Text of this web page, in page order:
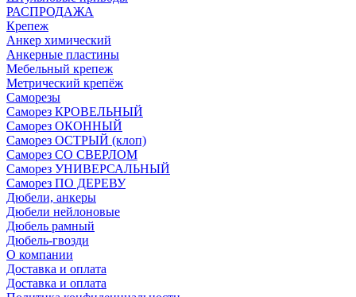
РАСПРОДАЖА
Крепеж
Анкер химический
Анкерные пластины
Мебельный крепеж
Метрический крепёж
Саморезы
Саморез КРОВЕЛЬНЫЙ
Саморез ОКОННЫЙ
Саморез ОСТРЫЙ (клоп)
Саморез СО СВЕРЛОМ
Саморез УНИВЕРСАЛЬНЫЙ
Саморез ПО ДЕРЕВУ
Дюбели, анкеры
Дюбели нейлоновые
Дюбель рамный
Дюбель-гвозди
О компании
Доставка и оплата
Доставка и оплата